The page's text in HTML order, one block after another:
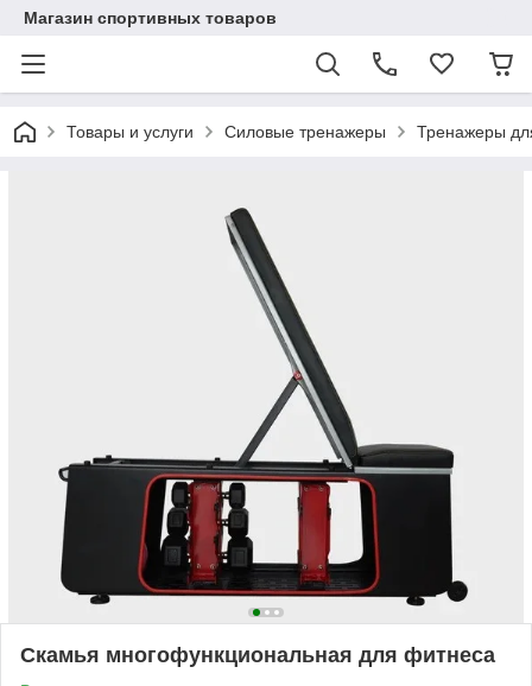
Магазин спортивных товаров
Товары и услуги Силовые тренажеры Тренажеры
Скамья многофункциональная для фитнеса